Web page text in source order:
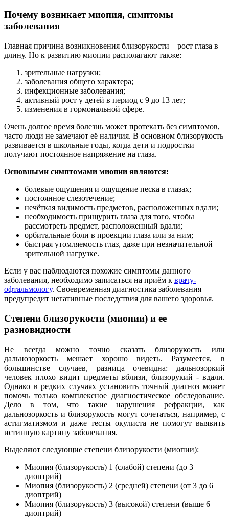
Почему возникает миопия, симптомы
заболевания
Главная причина возникновения близорукости – рост глаза в
длину. Но к развитию миопии располагают также:
зрительные нагрузки;
заболевания общего характера;
инфекционные заболевания;
активный рост у детей в период с 9 до 13 лет;
изменения в гормональной сфере.
Очень долгое время болезнь может протекать без симптомов,
часто люди не замечают её наличия. В основном близорукость
развивается в школьные годы, когда дети и подростки
получают постоянное напряжение на глаза.
Основными симптомами миопии являются:
болевые ощущения и ощущение песка в глазах;
постоянное слезотечение;
нечёткая видимость предметов, расположенных вдали;
необходимость прищурить глаза для того, чтобы
рассмотреть предмет, расположенный вдали;
орбитальные боли в проекции глаза или за ним;
быстрая утомляемость глаз, даже при незначительной
зрительной нагрузке.
Если у вас наблюдаются похожие симптомы данного
заболевания, необходимо записаться на приём к врачу-
офтальмологу. Своевременная диагностика заболевания
предупредит негативные последствия для вашего здоровья.
Степени близорукости (миопии) и ее
разновидности
Не всегда можно точно сказать близорукость или
дальнозоркость мешает хорошо видеть. Разумеется, в
большинстве случаев, разница очевидна: дальнозоркий
человек плохо видит предметы вблизи, близорукий - вдали.
Однако в редких случаях установить точный диагноз может
помочь только комплексное диагностическое обследование.
Дело в том, что такие нарушения рефракции, как
дальнозоркость и близорукость могут сочетаться, например, с
астигматизмом и даже тесты окулиста не помогут выявить
истинную картину заболевания.
Выделяют следующие степени близорукости (миопии):
Миопия (близорукость) 1 (слабой) степени (до 3
диоптрий)
Миопия (близорукость) 2 (средней) степени (от 3 до 6
диоптрий)
Миопия (близорукость) 3 (высокой) степени (выше 6
диоптрий)